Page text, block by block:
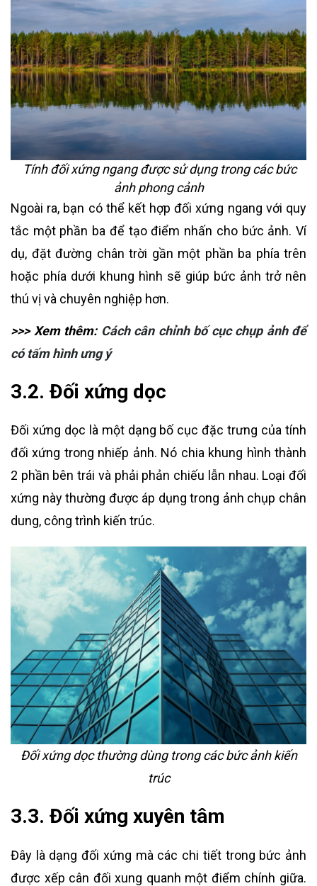
Tính đối xứng ngang được sử dụng trong các bức
ảnh phong cảnh
Ngoài ra, bạn có thể kết hợp đối xứng ngang với quy
tắc một phần ba để tạo điểm nhấn cho bức ảnh. Ví
dụ, đặt đường chân trời gần một phần ba phía trên
hoặc phía dưới khung hình sẽ giúp bức ảnh trở nên
thú vị và chuyên nghiệp hơn.
>>> Xem thêm: Cách cân chỉnh bố cục chụp ảnh để
có tấm hình ưng ý
3.2. Đối xứng dọc
Đối xứng dọc là một dạng bố cục đặc trưng của tính
đối xứng trong nhiếp ảnh. Nó chia khung hình thành
2 phần bên trái và phải phản chiếu lẫn nhau. Loại đối
xứng này thường được áp dụng trong ảnh chụp chân
dung, công trình kiến trúc.
Đối xứng dọc thường dùng trong các bức ảnh kiến
trúc
3.3. Đối xứng xuyên tâm
Đây là dạng đối xứng mà các chi tiết trong bức ảnh
được xếp cân đối xung quanh một điểm chính giữa.